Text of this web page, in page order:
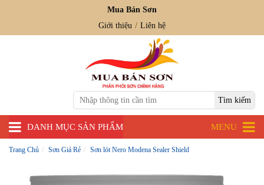
Mua Bán Sơn
Giới thiệu
Liên hệ
DANH MỤC SẢN PHẨM MENU
Trang Chủ Sơn Giá Rẻ Sơn lót Nero Modena Sealer Shield